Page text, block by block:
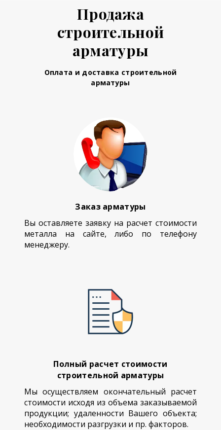
Продажа
строительной
арматуры
Оплата и доставка строительной
арматуры
Заказ арматуры
Вы оставляете заявку на расчет стоимости
металла на сайте, либо по телефону
менеджеру.
Полный расчет стоимости
строительной арматуры
Мы осуществляем окончательный расчет
стоимости исходя из объема заказываемой
продукции; удаленности Вашего объекта;
необходимости разгрузки и пр. факторов.